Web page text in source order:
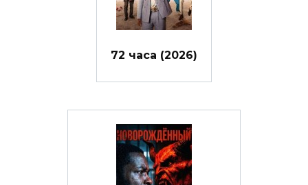
72 часа (2026)